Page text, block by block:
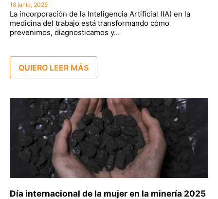
18 junio, 2025
La incorporación de la Inteligencia Artificial (IA) en la
medicina del trabajo está transformando cómo
prevenimos, diagnosticamos y…
QUIERO LEER MÁS
Día internacional de la mujer en la minería 2025